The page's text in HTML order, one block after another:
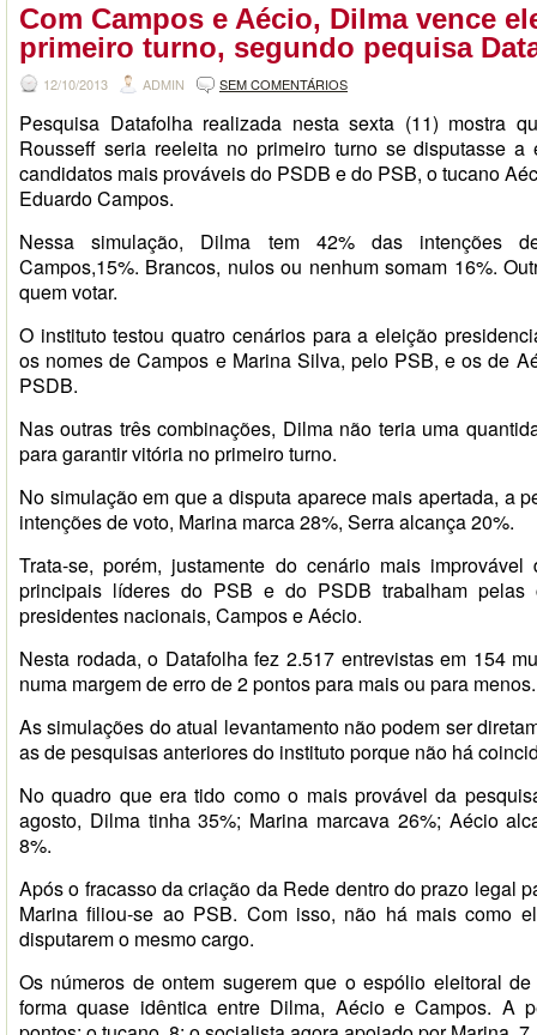
Com Campos e Aécio, Dilma vence
primeiro turno, segundo pequisa
12/10/2013 ADMIN SEM COMENTÁRIOS
Pesquisa Datafolha realizada nesta sexta (11) mostra
Rousseff seria reeleita no primeiro turno se disputasse
candidatos mais prováveis do PSDB e do PSB, o tucano
Eduardo Campos.
Nessa simulação, Dilma tem 42% das intenções
Campos,15%. Brancos, nulos ou nenhum somam 16%.
quem votar.
O instituto testou quatro cenários para a eleição
os nomes de Campos e Marina Silva, pelo PSB, e os de
PSDB.
Nas outras três combinações, Dilma não teria uma
para garantir vitória no primeiro turno.
No simulação em que a disputa aparece mais apertada, a
intenções de voto, Marina marca 28%, Serra alcança 20%.
Trata-se, porém, justamente do cenário mais
principais líderes do PSB e do PSDB trabalham pelas
presidentes nacionais, Campos e Aécio.
Nesta rodada, o Datafolha fez 2.517 entrevistas em 154
numa margem de erro de 2 pontos para mais ou para menos.
As simulações do atual levantamento não podem ser
as de pesquisas anteriores do instituto porque não há
No quadro que era tido como o mais provável da
agosto, Dilma tinha 35%; Marina marcava 26%; Aécio
8%.
Após o fracasso da criação da Rede dentro do prazo legal
Marina filiou-se ao PSB. Com isso, não há mais como
disputarem o mesmo cargo.
Os números de ontem sugerem que o espólio eleitoral
forma quase idêntica entre Dilma, Aécio e Campos. A